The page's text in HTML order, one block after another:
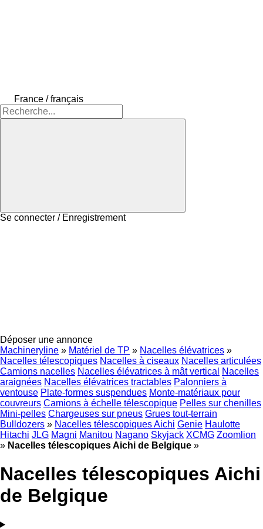
France / français
Se connecter / Enregistrement
Déposer une annonce
Machineryline » Matériel de TP » Nacelles élévatrices »
Nacelles télescopiques Nacelles à ciseaux Nacelles articulées
Camions nacelles Nacelles élévatrices à mât vertical
Nacelles
araignées Nacelles élévatrices tractables Palonniers à
ventouse Plate-formes suspendues Monte-matériaux pour
couvreurs Camions à échelle télescopique Pelles sur chenilles
Mini-pelles Chargeuses sur pneus Grues tout-terrain
Bulldozers » Nacelles télescopiques Aichi Genie Haulotte
Hitachi JLG Magni Manitou Nagano Skyjack XCMG Zoomlion
» Nacelles télescopiques Aichi de Belgique »
Nacelles télescopiques Aichi
de Belgique